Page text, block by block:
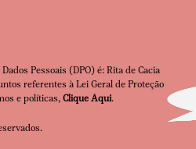
Pessoais (DPO) é: Rita de Cacia
referentes à Lei Geral de Proteção
e políticas, Clique Aqui.